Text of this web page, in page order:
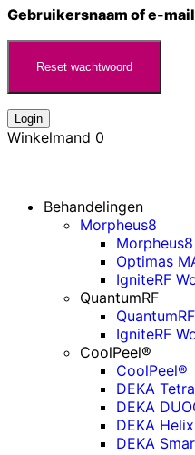
Gebruikersnaam of e-mail
Reset wachtwoord
Login
Winkelmand 0
Behandelingen
Morpheus8
Optimas
IgniteRF
QuantumRF
IgniteRF
CoolPeel®
CoolPeel®
DEKA
DEKA
DEKA Helix
DEKA